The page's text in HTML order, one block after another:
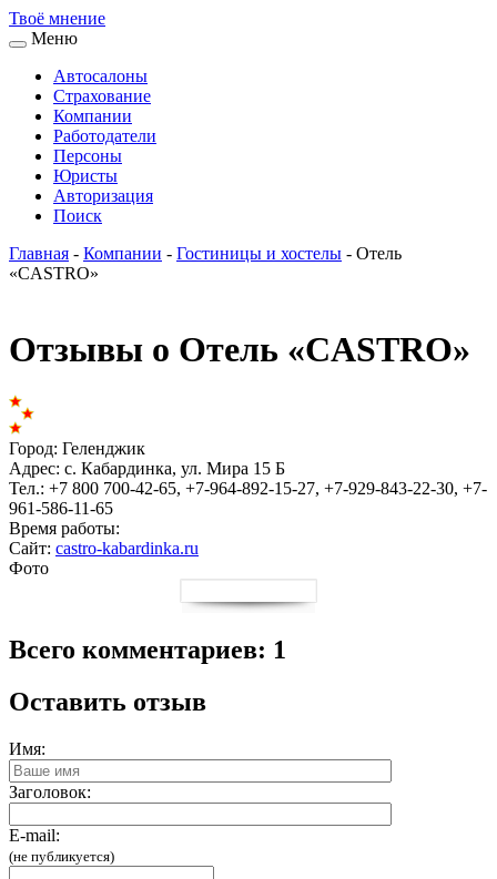
Твоё мнение
Меню
Автосалоны
Страхование
Компании
Работодатели
Персоны
Юристы
Авторизация
Поиск
Главная - Компании - Гостиницы и хостелы - Отель
«CASTRO»
Отзывы о Отель «CASTRO»
Город: Геленджик
Адрес: с. Кабардинка, ул. Мира 15 Б
Тел.: +7 800 700-42-65, +7-964-892-15-27, +7-929-843-22-30, +7-
961-586-11-65
Время работы:
Сайт: castro-kabardinka.ru
Фото
Всего комментариев: 1
Оставить отзыв
Имя:
Заголовок:
E-mail:
(не публикуется)